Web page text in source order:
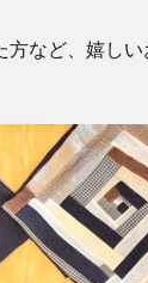
など、嬉し